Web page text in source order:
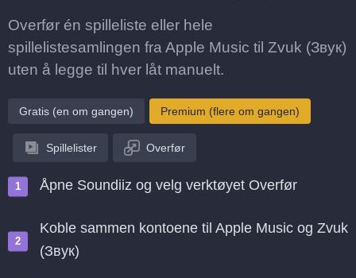
Overfør én spilleliste eller hele
spillelistesamlingen fra Apple Music til Zvuk (Звук)
uten å legge til hver låt manuelt.
Gratis (en om gangen) Premium (flere om gangen)
Spillelister Overfør
Åpne Soundiiz og velg verktøyet Overfør
Koble sammen kontoene til Apple Music og Zvuk
(Звук)